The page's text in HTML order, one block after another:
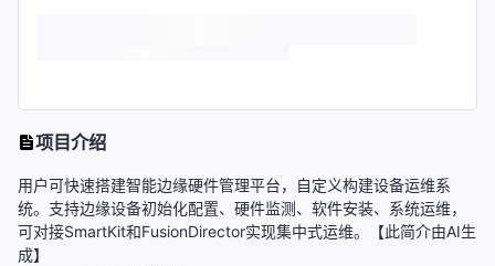
项目介绍
用户可快速搭建智能边缘硬件管理平台，自定义构建设备运维系
统。支持边缘设备初始化配置、硬件监测、软件安装、系统运维，
可对接SmartKit和FusionDirector实现集中式运维。【此简介由AI生
成】